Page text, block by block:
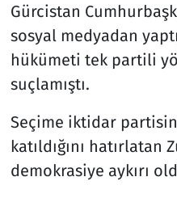
Gürcistan
sosyal medyadan
hükümeti tek partili
suçlamıştı.
Seçime iktidar
katıldığını
demokrasiye aykırı